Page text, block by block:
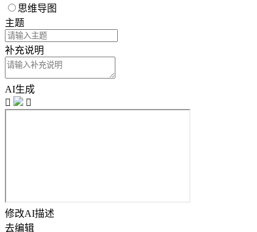
思维导图
主题
补充说明
AI生成


修改AI描述
去编辑